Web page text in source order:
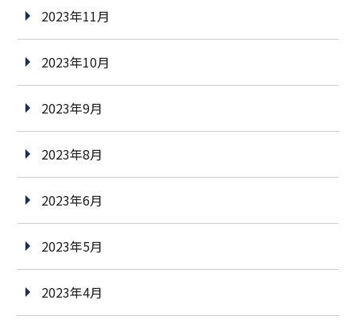
2023年11月
2023年10月
2023年9月
2023年8月
2023年6月
2023年5月
2023年4月